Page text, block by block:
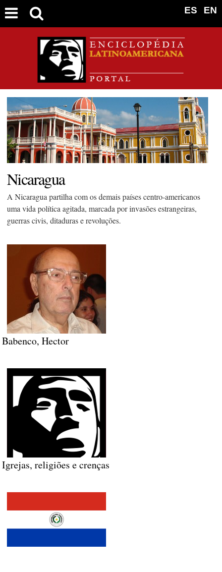
EN
ES
Nicaragua
A Nicaragua partilha com os demais países centro-americanos
uma vida política agitada, marcada por invasões estrangeiras,
guerras civis, ditaduras e revoluções.
Babenco, Hector
Igrejas, religiões e crenças